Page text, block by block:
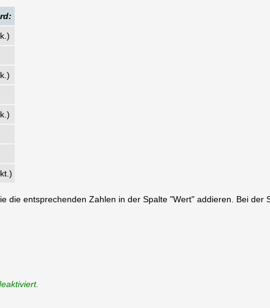
die entsprechenden Zahlen in der Spalte "Wert" addieren. Bei der